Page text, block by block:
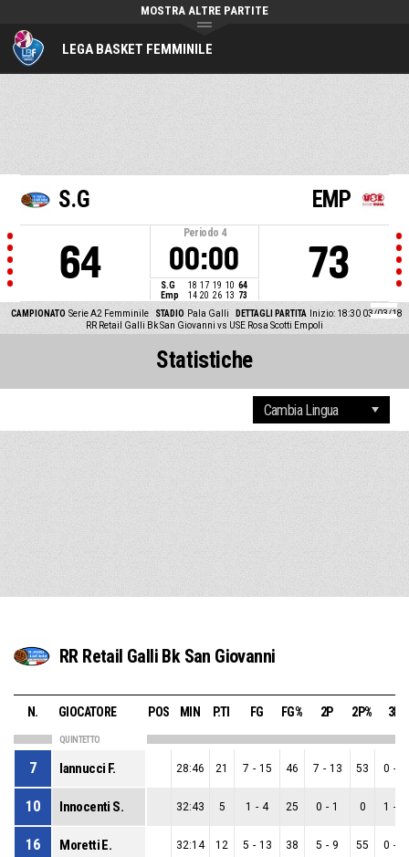
LEGA BASKET FEMMINILE
MOSTRA ALTRE PARTITE
S.G
64
Periodo 4
00:00
S.G 18 17 19 10 64
Emp
14 20 26 13 73
EMP
73
CAMPIONATO Serie A2 Femminile STADIO Pala Galli DETTAGLI PARTITA
Inizio: 18:30 03/03/18
RR Retail Galli Bk San Giovanni vs USE Rosa Scotti Empoli
Statistiche
RR Retail Galli Bk San Giovanni
N. GIOCATORE POS MIN P.TI FG FG% 2P 2P% 3P
QUINTETTO
7 Iannucci F. 28:46 21 7 - 15 46 7 - 13 53 0 -
10 Innocenti S. 32:43 5 1 - 4 25 0 - 1 0 1 -
16 Moretti E. 32:14 12 5 - 13 38 5 - 9 55 0 -